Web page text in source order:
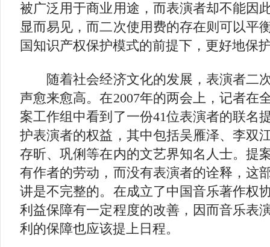
被广泛用于商业用途，而表演者却不能因
显而易见，而二次使用费的存在则可以平
国知识产权保护模式的前提下，更好地保
随着社会经济文化的发展，表演者二
声愈来愈高。在2007年的两会上，记者在
案工作组中看到了一份41位表演者的联名
护表演者的权益，其中包括吴雁泽、李双
存昕、巩俐等在内的文艺界知名人士。提
有作者的劳动，而没有表演者的诠释，这
讲是不完整的。在成立了中国音乐著作权
利益保障有一定程度的改善，因而音乐表
利的保障也应该提上日程。